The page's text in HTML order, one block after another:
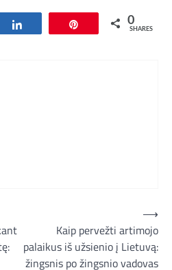
0
SHARES
Kaip pervežti artimojo
palaikus iš užsienio į Lietuvą:
žingsnis po žingsnio vadovas
⟶